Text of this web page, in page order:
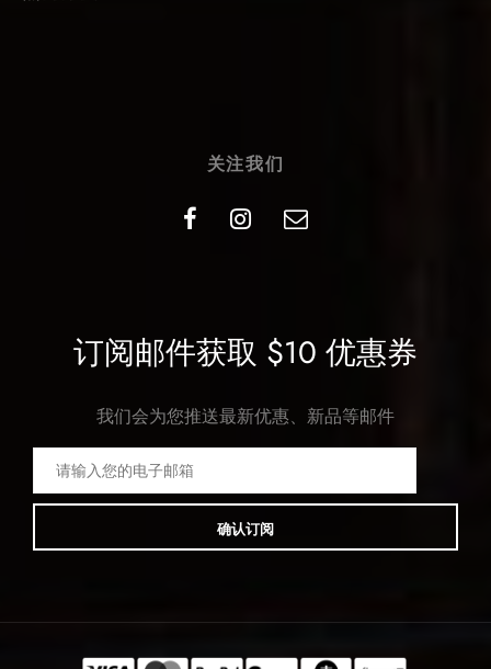
关注我们
订阅邮件获取 $10 优惠券
我们会为您推送最新优惠、新品等邮件
确认订阅